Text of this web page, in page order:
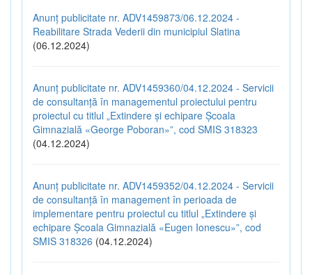
Anunț publicitate nr. ADV1459873/06.12.2024 -
Reabilitare Strada Vederii din municipiul Slatina
(06.12.2024)
Anunț publicitate nr. ADV1459360/04.12.2024 - Servicii
de consultanță în managementul proiectului pentru
proiectul cu titlul „Extindere și echipare Școala
Gimnazială «George Poboran»”, cod SMIS 318323
(04.12.2024)
Anunț publicitate nr. ADV1459352/04.12.2024 - Servicii
de consultanță în management în perioada de
implementare pentru proiectul cu titlul „Extindere și
echipare Școala Gimnazială «Eugen Ionescu»”, cod
SMIS 318326 (04.12.2024)